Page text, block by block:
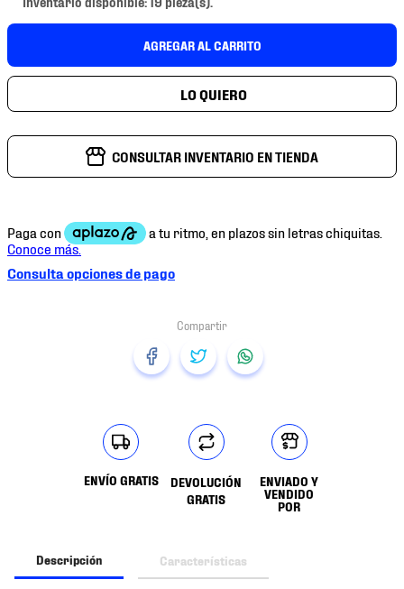
AGREGAR AL CARRITO
CONSULTAR INVENTARIO EN TIENDA
Consulta opciones de pago
ENVÍO GRATIS
DEVOLUCIÓN
GRATIS
ENVIADO Y
VENDIDO
POR
Descripción Características
7.
mochilas
9.
tenis niño